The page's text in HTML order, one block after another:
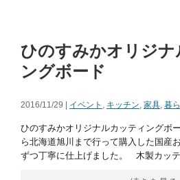
ひのすみかオリジ
ングボード
2016/11/29 | イベント , キッチン, 家具, 暮
ひのすみかオリジナルカッティングボ
ら北海道旭川まで行って購入した国産
ずつ丁寧に仕上げました。 木製カッ